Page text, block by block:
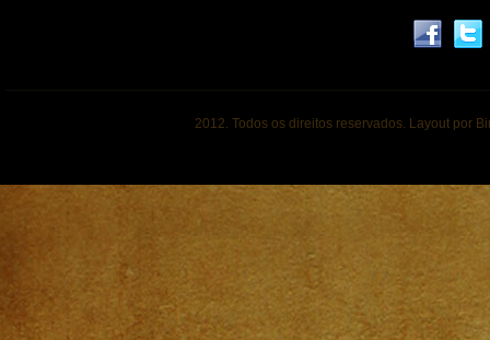
2012. Todos os direitos reservados. Layout por